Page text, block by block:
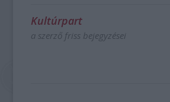
Kultúrpart
a szerző friss bejegyzései